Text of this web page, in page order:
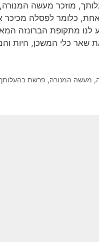
מוזכר מעשה
כלומר לפסלה מכיכר
שאר כלי המשכן,
, מעשה המנורה, פרשת